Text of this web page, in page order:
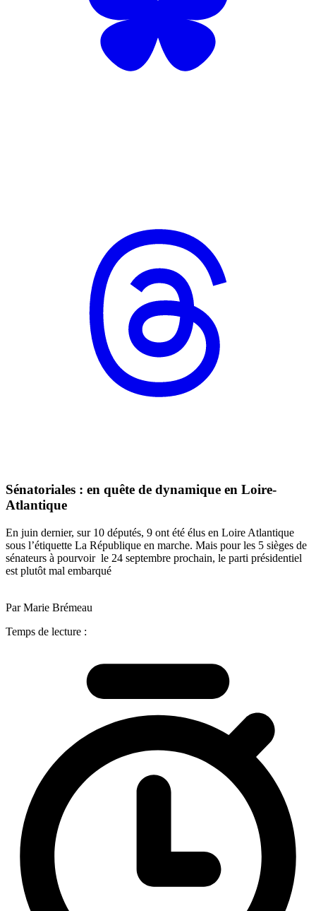
Sénatoriales : en quête de dynamique en Loire-
Atlantique
En juin dernier, sur 10 députés, 9 ont été élus en Loire Atlantique
sous l’étiquette La République en marche. Mais pour les 5 sièges de
sénateurs à pourvoir le 24 septembre prochain, le parti présidentiel
est plutôt mal embarqué
Par Marie Brémeau
Temps de lecture :